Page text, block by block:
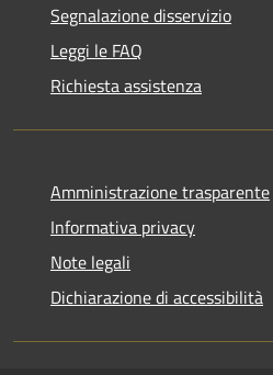
Segnalazione disservizio
Leggi le FAQ
Richiesta assistenza
Amministrazione trasparente
Informativa privacy
Note legali
Dichiarazione di accessibilità